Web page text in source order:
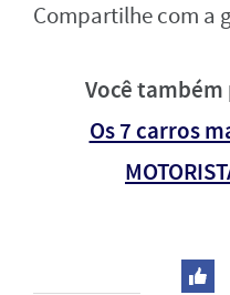
Compartilhe com a
Você
Os 7 carros